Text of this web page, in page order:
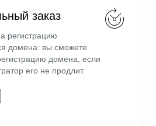
заказ
регистрацию
домена: вы сможете
домена, если
его не продлит.